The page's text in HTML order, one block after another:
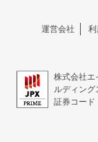
運営会社 利
株式会社エ
ルディング
証券コード